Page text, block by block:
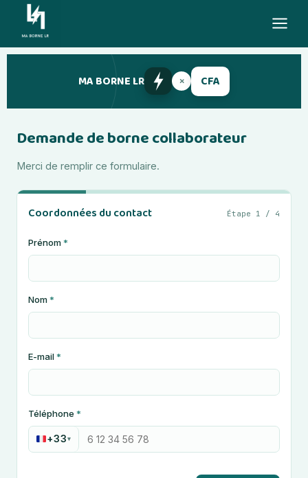
contenu
MA BORNE LR × CFA
Demande de borne collaborateur
Merci de remplir ce formulaire.
Coordonnées du contact Étape 1 / 4
Prénom*
Nom*
E-mail*
Téléphone *
+33▾